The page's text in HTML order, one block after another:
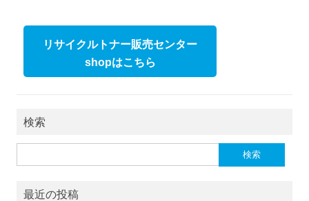
リサイクルトナー販売センター
shopはこちら
検索
最近の投稿